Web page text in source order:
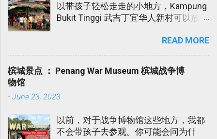
以带孩子轻松走走的小地方，Kampung
Bukit Tinggi 武吉丁宜华人新村可以放进
也不是那种需要安排一整天的旅游区。
日游，吃点小吃，看看水果蔬菜档，感
受一下新村和山边的清新空气。 这个地
们从没逗留过。Papa Ee 听同事说这个
有好多家的海鲜餐厅。Papa Ee 是个喜
欢乡村生活的男人。 所以，二话不说直
READ MORE
槟城景点 ： Penang War Museum 槟城战争博
物馆
- June 23, 2023
以前，对于战争博物馆这些地方，我都
不会带孩子去参观。你可能会问为什